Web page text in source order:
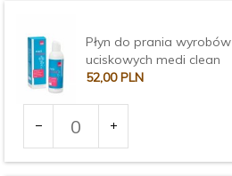
Płyn do prania wyrobów
uciskowych medi clean
52,00 PLN
dla
produktu
2781